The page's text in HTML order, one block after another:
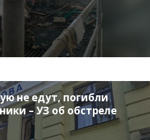
не едут, погибли
– УЗ об обстреле